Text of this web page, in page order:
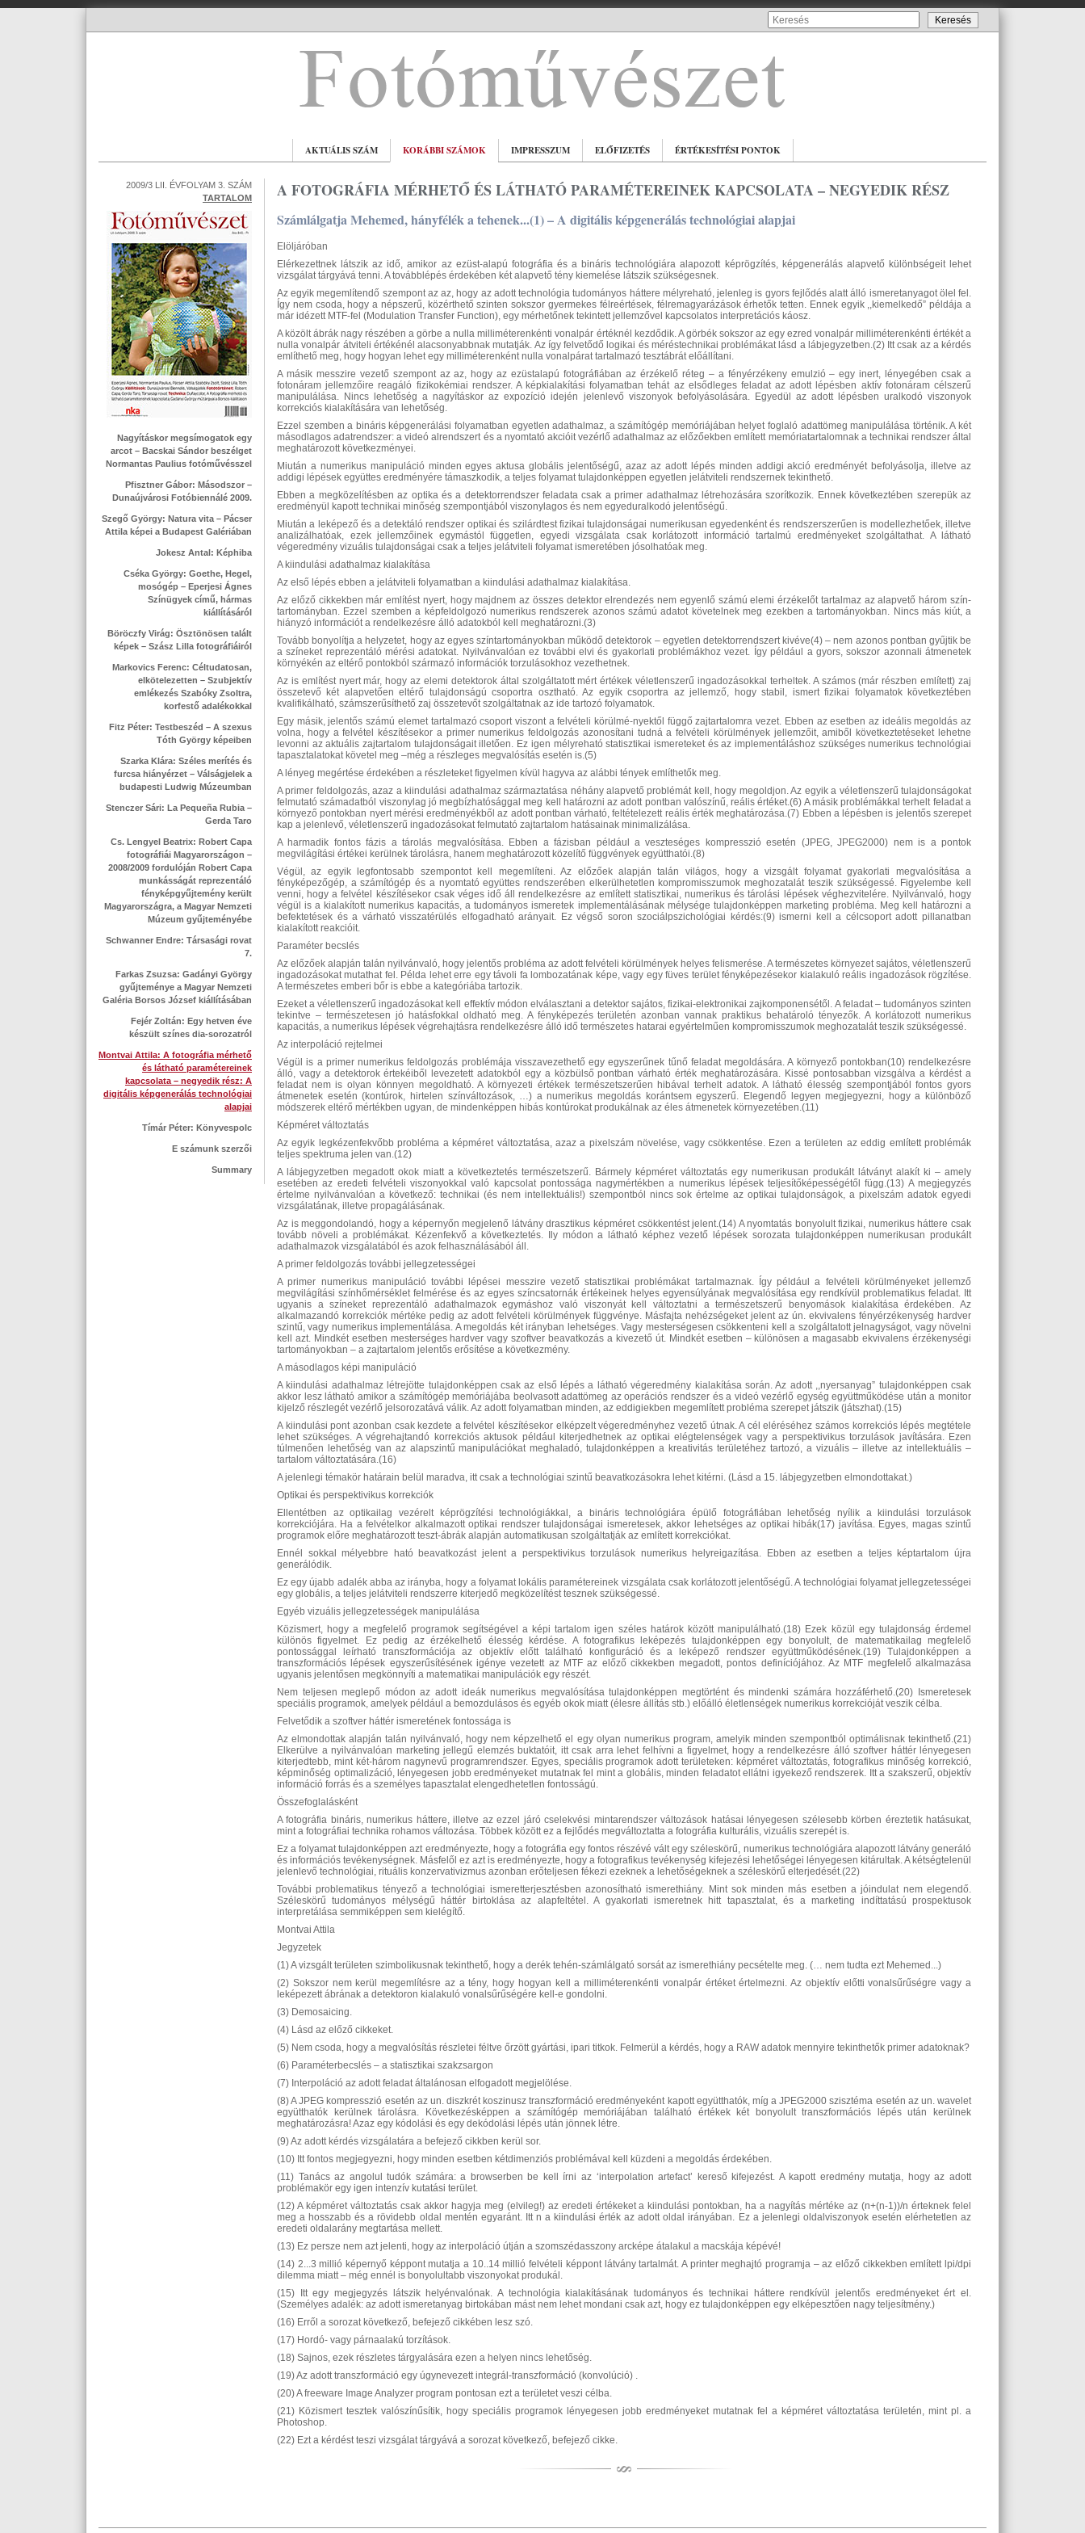
AKTUÁLIS SZÁM KORÁBBI SZÁMOK IMPRESSZUM ELŐFIZETÉS ÉRTÉKESÍTÉSI PONTOK
2009/3 LII. ÉVFOLYAM 3. SZÁM
TARTALOM
Nagyításkor megsímogatok egy
arcot – Bacskai Sándor beszélget
Normantas Paulius fotóművésszel
Pfisztner Gábor: Másodszor –
Dunaújvárosi Fotóbiennálé 2009.
Szegő György: Natura vita – Pácser
Attila képei a Budapest Galériában
Jokesz Antal: Képhiba
Cséka György: Goethe, Hegel,
mosógép – Eperjesi Ágnes
Színügyek című, hármas
kiállításáról
Böröczfy Virág: Ösztönösen talált
képek – Szász Lilla fotográfiáiról
Markovics Ferenc: Céltudatosan,
elkötelezetten – Szubjektív
emlékezés Szabóky Zsoltra,
korfestő adalékokkal
Fitz Péter: Testbeszéd – A szexus
Tóth György képeiben
Szarka Klára: Széles merítés és
furcsa hiányérzet – Válságjelek a
budapesti Ludwig Múzeumban
Stenczer Sári: La Pequeña Rubia –
Gerda Taro
Cs. Lengyel Beatrix: Robert Capa
fotográfiái Magyarországon –
2008/2009 fordulóján Robert Capa
munkásságát reprezentáló
fényképgyűjtemény került
Magyarországra, a Magyar Nemzeti
Múzeum gyűjteményébe
Schwanner Endre: Társasági rovat
7.
Farkas Zsuzsa: Gadányi György
gyűjteménye a Magyar Nemzeti
Galéria Borsos József kiállításában
Fejér Zoltán: Egy hetven éve
készült színes dia-sorozatról
Montvai Attila: A fotográfia mérhető
és látható paramétereinek
kapcsolata – negyedik rész: A
digitális képgenerálás technológiai
alapjai
Tímár Péter: Könyvespolc
E számunk szerzői
Summary
A FOTOGRÁFIA MÉRHETŐ ÉS LÁTHATÓ PARAMÉTEREINEK KAPCSOLATA – NEGYEDIK RÉSZ
Számlálgatja Mehemed, hányfélék a tehenek...(1) – A digitális képgenerálás technológiai alapjai
Elöljáróban
Elérkezettnek látszik az idő, amikor az ezüst-alapú fotográfia és a bináris technológiára alapozott képrögzítés, képgenerálás alapvető különbségeit lehet
vizsgálat tárgyává tenni. A továbblépés érdekében két alapvető tény kiemelése látszik szükségesnek.
Az egyik megemlítendő szempont az az, hogy az adott technológia tudományos háttere mélyreható, jelenleg is gyors fejlődés alatt álló ismeretanyagot ölel fel.
Így nem csoda, hogy a népszerű, közérthető szinten sokszor gyermekes félreértések, félremagyarázások érhetők tetten. Ennek egyik ,,kiemelkedő” példája a
már idézett MTF-fel (Modulation Transfer Function), egy mérhetőnek tekintett jellemzővel kapcsolatos interpretációs káosz.
A közölt ábrák nagy részében a görbe a nulla milliméterenkénti vonalpár értéknél kezdődik. A görbék sokszor az egy ezred vonalpár milliméterenkénti értékét a
nulla vonalpár átviteli értékénél alacsonyabbnak mutatják. Az így felvetődő logikai és méréstechnikai problémákat lásd a lábjegyzetben.(2) Itt csak az a kérdés
említhető meg, hogy hogyan lehet egy milliméterenként nulla vonalpárat tartalmazó tesztábrát előállítani.
A másik messzire vezető szempont az az, hogy az ezüstalapú fotográfiában az érzékelő réteg – a fényérzékeny emulzió – egy inert, lényegében csak a
fotonáram jellemzőire reagáló fizikokémiai rendszer. A képkialakítási folyamatban tehát az elsődleges feladat az adott lépésben aktív fotonáram célszerű
manipulálása. Nincs lehetőség a nagyításkor az expozíció idején jelenlevő viszonyok befolyásolására. Egyedül az adott lépésben uralkodó viszonyok
korrekciós kialakítására van lehetőség.
Ezzel szemben a bináris képgenerálási folyamatban egyetlen adathalmaz, a számítógép memóriájában helyet foglaló adattömeg manipulálása történik. A két
másodlagos adatrendszer: a videó alrendszert és a nyomtató akcióit vezérlő adathalmaz az előzőekben említett memóriatartalomnak a technikai rendszer által
meghatározott következményei.
Miután a numerikus manipuláció minden egyes aktusa globális jelentőségű, azaz az adott lépés minden addigi akció eredményét befolyásolja, illetve az
addigi lépések együttes eredményére támaszkodik, a teljes folyamat tulajdonképpen egyetlen jelátviteli rendszernek tekinthető.
Ebben a megközelítésben az optika és a detektorrendszer feladata csak a primer adathalmaz létrehozására szorítkozik. Ennek következtében szerepük az
eredményül kapott technikai minőség szempontjából viszonylagos és nem egyeduralkodó jelentőségű.
Miután a leképező és a detektáló rendszer optikai és szilárdtest fizikai tulajdonságai numerikusan egyedenként és rendszerszerűen is modellezhetőek, illetve
analizálhatóak, ezek jellemzőinek egymástól független, egyedi vizsgálata csak korlátozott információ tartalmú eredményeket szolgáltathat. A látható
végeredmény vizuális tulajdonságai csak a teljes jelátviteli folyamat ismeretében jósolhatóak meg.
A kiindulási adathalmaz kialakítása
Az első lépés ebben a jelátviteli folyamatban a kiindulási adathalmaz kialakítása.
Az előző cikkekben már említést nyert, hogy majdnem az összes detektor elrendezés nem egyenlő számú elemi érzékelőt tartalmaz az alapvető három szín-
tartományban. Ezzel szemben a képfeldolgozó numerikus rendszerek azonos számú adatot követelnek meg ezekben a tartományokban. Nincs más kiút, a
hiányzó információt a rendelkezésre álló adatokból kell meghatározni.(3)
Tovább bonyolítja a helyzetet, hogy az egyes színtartományokban működő detektorok – egyetlen detektorrendszert kivéve(4) – nem azonos pontban gyűjtik be
a színeket reprezentáló mérési adatokat. Nyilvánvalóan ez további elvi és gyakorlati problémákhoz vezet. Így például a gyors, sokszor azonnali átmenetek
környékén az eltérő pontokból származó információk torzulásokhoz vezethetnek.
Az is említést nyert már, hogy az elemi detektorok által szolgáltatott mért értékek véletlenszerű ingadozásokkal terheltek. A számos (már részben említett) zaj
összetevő két alapvetően eltérő tulajdonságú csoportra osztható. Az egyik csoportra az jellemző, hogy stabil, ismert fizikai folyamatok következtében
kvalifikálható, számszerűsíthető zaj összetevőt szolgáltatnak az ide tartozó folyamatok.
Egy másik, jelentős számú elemet tartalmazó csoport viszont a felvételi körülmé-nyektől függő zajtartalomra vezet. Ebben az esetben az ideális megoldás az
volna, hogy a felvétel készítésekor a primer numerikus feldolgozás azonosítani tudná a felvételi körülmények jellemzőit, amiből következtetéseket lehetne
levonni az aktuális zajtartalom tulajdonságait illetően. Ez igen mélyreható statisztikai ismereteket és az implementáláshoz szükséges numerikus technológiai
tapasztalatokat követel meg –még a részleges megvalósítás esetén is.(5)
A lényeg megértése érdekében a részleteket figyelmen kívül hagyva az alábbi tények említhetők meg.
A primer feldolgozás, azaz a kiindulási adathalmaz származtatása néhány alapvető problémát kell, hogy megoldjon. Az egyik a véletlenszerű tulajdonságokat
felmutató számadatból viszonylag jó megbízhatósággal meg kell határozni az adott pontban valószínű, reális értéket.(6) A másik problémákkal terhelt feladat a
környező pontokban nyert mérési eredményékből az adott pontban várható, feltételezett reális érték meghatározása.(7) Ebben a lépésben is jelentős szerepet
kap a jelenlevő, véletlenszerű ingadozásokat felmutató zajtartalom hatásainak minimalizálása.
A harmadik fontos fázis a tárolás megvalósítása. Ebben a fázisban például a veszteséges kompresszió esetén (JPEG, JPEG2000) nem is a pontok
megvilágítási értékei kerülnek tárolásra, hanem meghatározott közelítő függvények együtthatói.(8)
Végül, az egyik legfontosabb szempontot kell megemlíteni. Az előzőek alapján talán világos, hogy a vizsgált folyamat gyakorlati megvalósítása a
fényképezőgép, a számítógép és a nyomtató együttes rendszerében elkerülhetetlen kompromisszumok meghozatalát teszik szükségessé. Figyelembe kell
venni, hogy a felvétel készítésekor csak véges idő áll rendelkezésre az említett statisztikai, numerikus és tárolási lépések véghezvitelére. Nyilvánvaló, hogy
végül is a kialakított numerikus kapacitás, a tudományos ismeretek implementálásának mélysége tulajdonképpen marketing probléma. Meg kell határozni a
befektetések és a várható visszatérülés elfogadható arányait. Ez végső soron szociálpszichológiai kérdés:(9) ismerni kell a célcsoport adott pillanatban
kialakított reakcióit.
Paraméter becslés
Az előzőek alapján talán nyilvánvaló, hogy jelentős probléma az adott felvételi körülmények helyes felismerése. A természetes környezet sajátos, véletlenszerű
ingadozásokat mutathat fel. Példa lehet erre egy távoli fa lombozatának képe, vagy egy füves terület fényképezésekor kialakuló reális ingadozások rögzítése.
A természetes emberi bőr is ebbe a kategóriába tartozik.
Ezeket a véletlenszerű ingadozásokat kell effektív módon elválasztani a detektor sajátos, fizikai-elektronikai zajkomponensétől. A feladat – tudományos szinten
tekintve – természetesen jó hatásfokkal oldható meg. A fényképezés területén azonban vannak praktikus behatároló tényezők. A korlátozott numerikus
kapacitás, a numerikus lépések végrehajtásra rendelkezésre álló idő természetes hatarai egyértelműen kompromisszumok meghozatalát teszik szükségessé.
Az interpoláció rejtelmei
Végül is a primer numerikus feldolgozás problémája visszavezethető egy egyszerűnek tűnő feladat megoldására. A környező pontokban(10) rendelkezésre
álló, vagy a detektorok értekéiből levezetett adatokból egy a közbülső pontban várható érték meghatározására. Kissé pontosabban vizsgálva a kérdést a
feladat nem is olyan könnyen megoldható. A környezeti értékek természetszerűen hibával terhelt adatok. A látható élesség szempontjából fontos gyors
átmenetek esetén (kontúrok, hirtelen színváltozások, …) a numerikus megoldás korántsem egyszerű. Elegendő legyen megjegyezni, hogy a különböző
módszerek eltérő mértékben ugyan, de mindenképpen hibás kontúrokat produkálnak az éles átmenetek környezetében.(11)
Képméret változtatás
Az egyik legkézenfekvőbb probléma a képméret változtatása, azaz a pixelszám növelése, vagy csökkentése. Ezen a területen az eddig említett problémák
teljes spektruma jelen van.(12)
A lábjegyzetben megadott okok miatt a következtetés természetszerű. Bármely képméret változtatás egy numerikusan produkált látványt alakít ki – amely
esetében az eredeti felvételi viszonyokkal való kapcsolat pontossága nagymértékben a numerikus lépések teljesítőképességétől függ.(13) A megjegyzés
értelme nyilvánvalóan a következő: technikai (és nem intellektuális!) szempontból nincs sok értelme az optikai tulajdonságok, a pixelszám adatok egyedi
vizsgálatának, illetve propagálásának.
Az is meggondolandó, hogy a képernyőn megjelenő látvány drasztikus képméret csökkentést jelent.(14) A nyomtatás bonyolult fizikai, numerikus háttere csak
tovább növeli a problémákat. Kézenfekvő a következtetés. Ily módon a látható képhez vezető lépések sorozata tulajdonképpen numerikusan produkált
adathalmazok vizsgálatából és azok felhasználásából áll.
A primer feldolgozás további jellegzetességei
A primer numerikus manipuláció további lépései messzire vezető statisztikai problémákat tartalmaznak. Így például a felvételi körülményeket jellemző
megvilágítási színhőmérséklet felmérése és az egyes színcsatornák értékeinek helyes egyensúlyának megvalósítása egy rendkívül problematikus feladat. Itt
ugyanis a színeket reprezentáló adathalmazok egymáshoz való viszonyát kell változtatni a természetszerű benyomások kialakítása érdekében. Az
alkalmazandó korrekciók mértéke pedig az adott felvételi körülmények függvénye. Másfajta nehézségeket jelent az ún. ekvivalens fényérzékenység hardver
szintű, vagy numerikus implementálása. A megoldás két irányban lehetséges. Vagy mesterségesen csökkenteni kell a szolgáltatott jelnagyságot, vagy növelni
kell azt. Mindkét esetben mesterséges hardver vagy szoftver beavatkozás a kivezető út. Mindkét esetben – különösen a magasabb ekvivalens érzékenységi
tartományokban – a zajtartalom jelentős erősítése a következmény.
A másodlagos képi manipuláció
A kiindulási adathalmaz létrejötte tulajdonképpen csak az első lépés a látható végeredmény kialakítása során. Az adott ,,nyersanyag” tulajdonképpen csak
akkor lesz látható amikor a számítógép memóriájába beolvasott adattömeg az operációs rendszer és a videó vezérlő egység együttműködése után a monitor
kijelző részlegét vezérlő jelsorozatává válik. Az adott folyamatban minden, az eddigiekben megemlített probléma szerepet játszik (játszhat).(15)
A kiindulási pont azonban csak kezdete a felvétel készítésekor elképzelt végeredményhez vezető útnak. A cél eléréséhez számos korrekciós lépés megtétele
lehet szükséges. A végrehajtandó korrekciós aktusok például kiterjedhetnek az optikai elégtelenségek vagy a perspektivikus torzulások javítására. Ezen
túlmenően lehetőség van az alapszintű manipulációkat meghaladó, tulajdonképpen a kreativitás területéhez tartozó, a vizuális – illetve az intellektuális –
tartalom változtatására.(16)
A jelenlegi témakör határain belül maradva, itt csak a technológiai szintű beavatkozásokra lehet kitérni. (Lásd a 15. lábjegyzetben elmondottakat.)
Optikai és perspektivikus korrekciók
Ellentétben az optikailag vezérelt képrögzítési technológiákkal, a bináris technológiára épülő fotográfiában lehetőség nyílik a kiindulási torzulások
korrekciójára. Ha a felvételkor alkalmazott optikai rendszer tulajdonságai ismeretesek, akkor lehetséges az optikai hibák(17) javítása. Egyes, magas szintű
programok előre meghatározott teszt-ábrák alapján automatikusan szolgáltatják az említett korrekciókat.
Ennél sokkal mélyebbre ható beavatkozást jelent a perspektivikus torzulások numerikus helyreigazítása. Ebben az esetben a teljes képtartalom újra
generálódik.
Ez egy újabb adalék abba az irányba, hogy a folyamat lokális paramétereinek vizsgálata csak korlátozott jelentőségű. A technológiai folyamat jellegzetességei
egy globális, a teljes jelátviteli rendszerre kiterjedő megközelítést tesznek szükségessé.
Egyéb vizuális jellegzetességek manipulálása
Közismert, hogy a megfelelő programok segítségével a képi tartalom igen széles határok között manipulálható.(18) Ezek közül egy tulajdonság érdemel
különös figyelmet. Ez pedig az érzékelhető élesség kérdése. A fotografikus leképezés tulajdonképpen egy bonyolult, de matematikailag megfelelő
pontossággal leírható transzformációja az objektív előtt található konfiguráció és a leképező rendszeregyüttműködésének.(19) Tulajdonképpen a
transzformációs lépések egyszerűsítésének igénye vezetett az MTF az előző cikkekben megadott, pontos definíciójához. Az MTF megfelelő alkalmazása
ugyanis jelentősen megkönnyíti a matematikai manipulációk egy részét.
Nem teljesen meglepő módon az adott ideák numerikus megvalósítása tulajdonképpen megtörtént és mindenki számára hozzáférhető.(20) Ismeretesek
speciális programok, amelyek például a bemozdulásos és egyéb okok miatt (élesre állítás stb.) előálló életlenségek numerikus korrekcióját veszik célba.
Felvetődik a szoftver háttér ismeretének fontossága is
Az elmondottak alapján talán nyilvánvaló, hogy nem képzelhető el egy olyan numerikus program, amelyik minden szempontból optimálisnak tekinthető.(21)
Elkerülve a nyilvánvalóan marketing jellegű elemzés buktatóit, itt csak arra lehet felhívni a figyelmet, hogy a rendelkezésre álló szoftver háttér lényegesen
kiterjedtebb, mint két-három nagynevű programrendszer. Egyes, speciális programok adott területeken: képméret változtatás, fotografikus minőség korrekció,
képminőség optimalizáció, lényegesen jobb eredményeket mutatnak fel mint a globális, minden feladatot ellátni igyekező rendszerek. Itt a szakszerű,objektív
információ forrás és a személyes tapasztalat elengedhetetlen fontosságú.
Összefoglalásként
A fotográfia bináris, numerikus háttere, illetve az ezzel járó cselekvési mintarendszer változások hatásai lényegesen szélesebb körben éreztetik hatásukat,
mint a fotográfiai technika rohamos változása. Többek között ez a fejlődés megváltoztatta a fotográfia kulturális, vizuális szerepét is.
Ez a folyamat tulajdonképpen azt eredményezte, hogy a fotográfia egy fontos részévé vált egy széleskörű, numerikus technológiára alapozott látvány generáló
és információs tevékenységnek. Másfelől ez azt is eredményezte, hogy a fotografikus tevékenység kifejezési lehetőségei lényegesen kitárultak. A kétségtelenül
jelenlevő technológiai, rituális konzervativizmus azonban erőteljesen fékezi ezeknek a lehetőségeknek a széleskörű elterjedését.(22)
További problematikus tényező a technológiai ismeretterjesztésben azonosítható ismerethiány. Mint sok minden más esetben a jóindulat nem elegendő.
Széleskörű tudományos mélységű háttér birtoklása az alapfeltétel. A gyakorlati ismeretnek hitt tapasztalat, és a marketing indíttatású prospektusok
interpretálása semmiképpen sem kielégítő.
Montvai Attila
Jegyzetek
(1) A vizsgált területen szimbolikusnak tekinthető, hogy a derék tehén-számlálgató sorsát az ismerethiány pecsételte meg. (… nem tudta ezt Mehemed...)
(2) Sokszor nem kerül megemlítésre az a tény, hogy hogyan kell a milliméterenkénti vonalpár értéket értelmezni. Az objektív előtti vonalsűrűségre vagy a
leképezett ábrának a detektoron kialakuló vonalsűrűségére kell-e gondolni.
(3) Demosaicing.
(4) Lásd az előző cikkeket.
(5) Nem csoda, hogy a megvalósítás részletei féltve őrzött gyártási, ipari titkok. Felmerül a kérdés, hogy a RAW adatok mennyire tekinthetők primer adatoknak?
(6) Paraméterbecslés – a statisztikai szakzsargon
(7) Interpoláció az adott feladat általánosan elfogadott megjelölése.
(8) A JPEG kompresszió esetén az un. diszkrét koszinusz transzformáció eredményeként kapott együtthatók, míg a JPEG2000 szisztéma esetén az un. wavelet
együtthatók kerülnek tárolásra. Következésképpen a számítógép memóriájában található értékek két bonyolult transzformációs lépés után kerülnek
meghatározásra! Azaz egy kódolási és egy dekódolási lépés után jönnek létre.
(9) Az adott kérdés vizsgálatára a befejező cikkben kerül sor.
(10) Itt fontos megjegyezni, hogy minden esetben kétdimenziós problémával kell küzdeni a megoldás érdekében.
(11) Tanács az angolul tudók számára: a browserben be kell írni az ‘interpolation artefact’ kereső kifejezést. A kapott eredmény mutatja, hogy az adott
problémakör egy igen intenzív kutatási terület.
(12) A képméret változtatás csak akkor hagyja meg (elvileg!) az eredeti értékeket a kiindulási pontokban, ha a nagyítás mértéke az (n+(n-1))/n érteknek felel
meg a hosszabb és a rövidebb oldal mentén egyaránt. Itt n a kiindulási érték az adott oldal irányában. Ez a jelenlegi oldalviszonyok esetén elérhetetlen az
eredeti oldalarány megtartása mellett.
(13) Ez persze nem azt jelenti, hogy az interpoláció útján a szomszédasszony arcképe átalakul a macskája képévé!
(14) 2...3 millió képernyő képpont mutatja a 10..14 millió felvételi képpont látvány tartalmát. A printer meghajtó programja – az előző cikkekben említett lpi/dpi
dilemma miatt – még ennél is bonyolultabb viszonyokat produkál.
(15) Itt egy megjegyzés látszik helyénvalónak. A technológia kialakításának tudományos és technikai háttere rendkívül jelentős eredményeket ért el.
(Személyes adalék: az adott ismeretanyag birtokában mást nem lehet mondani csak azt, hogy ez tulajdonképpen egy elképesztően nagy teljesítmény.)
(16) Erről a sorozat következő, befejező cikkében lesz szó.
(17) Hordó- vagy párnaalakú torzítások.
(18) Sajnos, ezek részletes tárgyalására ezen a helyen nincs lehetőség.
(19) Az adott transzformáció egy úgynevezett integrál-transzformáció (konvolúció) .
(20) A freeware Image Analyzer program pontosan ezt a területet veszi célba.
(21) Közismert tesztek valószínűsítik, hogy speciális programok lényegesen jobb eredményeket mutatnak fel a képméret változtatása területén, mint pl. a
Photoshop.
(22) Ezt a kérdést teszi vizsgálat tárgyává a sorozat következő, befejező cikke.